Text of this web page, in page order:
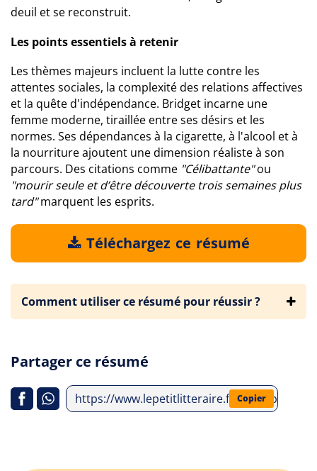
deuil et se reconstruit.
Les points essentiels à retenir
Les thèmes majeurs incluent la lutte contre les
attentes sociales, la complexité des relations affectives
et la quête d'indépendance. Bridget incarne une
femme moderne, tiraillée entre ses désirs et les
normes. Ses dépendances à la cigarette, à l'alcool et à
la nourriture ajoutent une dimension réaliste à son
parcours. Des citations comme "Célibattante"ou
"mourir seule et d’être découverte trois semaines plus
tard"marquent les esprits.
Téléchargez ce résumé
Comment utiliser ce résumé pour réussir ?
Partager ce résumé
https://www.lepetitlitteraire.fr/index.php/
Copier